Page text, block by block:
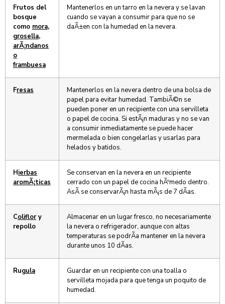
Frutos del
bosque
como mora,
grosella,
arÃ¡ndanos
o
frambuesa
Mantenerlos en un tarro en la nevera y se lavan
cuando se vayan a consumir para que no se
daÃ±en con la humedad en la nevera.
Fresas
Mantenerlos en la nevera dentro de una bolsa de
papel para evitar humedad. TambiÃ©n se
pueden poner en un recipiente con una servilleta
o papel de cocina. Si estÃ¡n maduras y no se van
a consumir inmediatamente se puede hacer
mermelada o bien congelarlas y usarlas para
helados y batidos.
Hierbas
aromÃ¡ticas
Se conservan en la nevera en un recipiente
cerrado con un papel de cocina hÃºmedo dentro.
AsÃ­ se conservarÃ¡n hasta mÃ¡s de 7 dÃ­as.
Coliflory
repollo
Almacenar en un lugar fresco, no necesariamente
la nevera o refrigerador, aunque con altas
temperaturas se podrÃ­a mantener en la nevera
durante unos 10 dÃ­as.
Rugula
Guardar en un recipiente con una toalla o
servilleta mojada para que tenga un poquito de
humedad.